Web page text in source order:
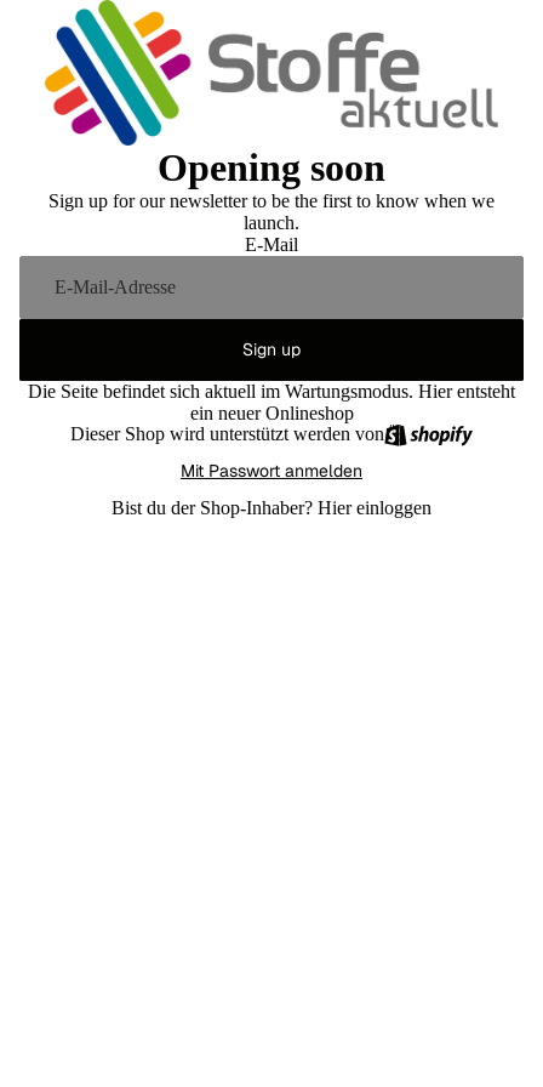
Opening soon
Sign up for our newsletter to be the first to know when we
launch.
E-Mail
Sign up
Die Seite befindet sich aktuell im Wartungsmodus. Hier entsteht
ein neuer Onlineshop
Dieser Shop wird unterstützt werden von
Mit Passwort anmelden
Bist du der Shop-Inhaber? Hier einloggen